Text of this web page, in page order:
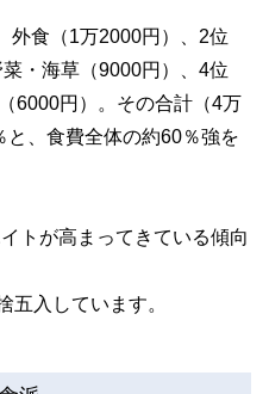
外食（1万2000円）、2位
・海草（9000円）、4位
6000円）。その合計（4万
、食費全体の約60％強を
トが高まってきている傾向
五入しています。